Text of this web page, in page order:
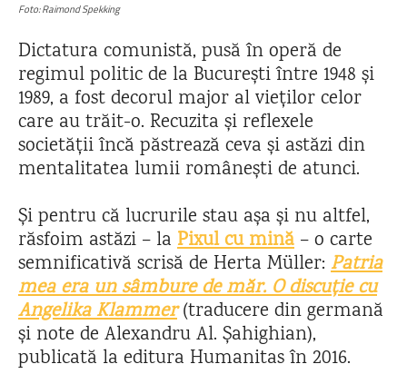
Foto: Raimond Spekking
Dictatura comunistă, pusă în operă de
regimul politic de la București între 1948 și
1989, a fost decorul major al vieților celor
care au trăit-o. Recuzita și reflexele
societății încă păstrează ceva și astăzi din
mentalitatea lumii românești de atunci.
Și pentru că lucrurile stau așa și nu altfel,
răsfoim astăzi – la Pixul cu mină – o carte
semnificativă scrisă de Herta Müller: Patria
mea era un sâmbure de măr. O discuție cu
Angelika Klammer(traducere din germană
și note de Alexandru Al. Șahighian),
publicată la editura Humanitas în 2016.